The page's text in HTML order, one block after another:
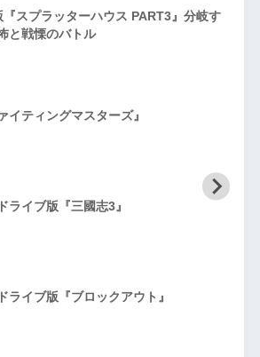
『スプラッターハウス PART3』分岐す
と戦慄のバトル
イティングマスターズ』
ライブ版『三國志3』
ライブ版『ブロックアウト』